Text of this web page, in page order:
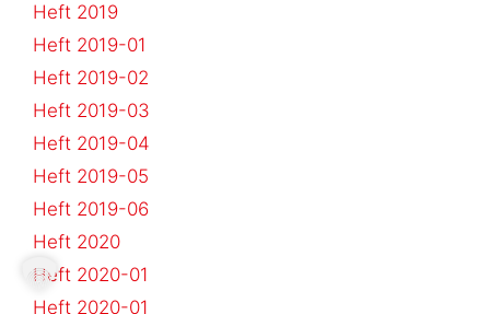
Heft 2019
Heft 2019-01
Heft 2019-02
Heft 2019-03
Heft 2019-04
Heft 2019-05
Heft 2019-06
Heft 2020
Heft 2020-01
Heft 2020-01